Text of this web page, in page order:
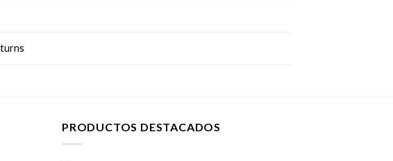
PRODUCTOS DESTACADOS